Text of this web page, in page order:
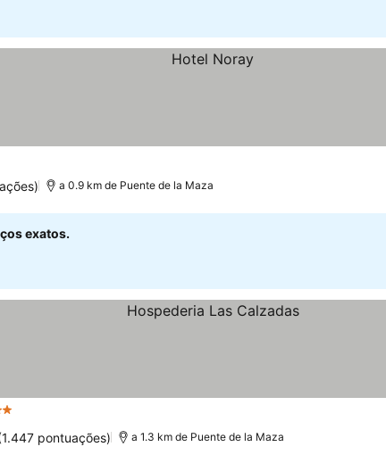
a 0.9 km de Puente de la Maza
exatos.
pontuações) a 1.3 km de Puente de la Maza